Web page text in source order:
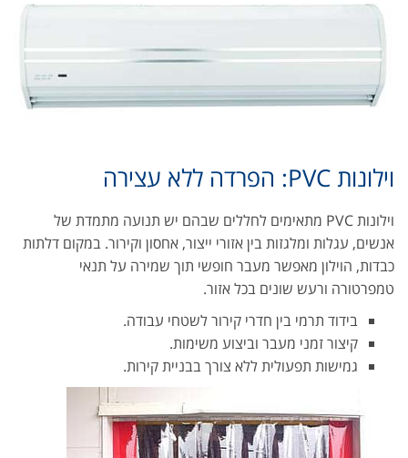
וילונות PVC: הפרדה ללא עצירה
וילונות PVC מתאימים לחללים שבהם יש תנועה מתמדת של
אנשים, עגלות ומלגזות בין אזורי ייצור, אחסון וקירור. במקום דלתות
כבדות, הוילון מאפשר מעבר חופשי תוך שמירה על תנאי
טמפרטורה ורעש שונים בכל אזור.
בידוד תרמי בין חדרי קירור לשטחי עבודה.
קיצור זמני מעבר וביצוע משימות.
גמישות תפעולית ללא צורך בבניית קירות.